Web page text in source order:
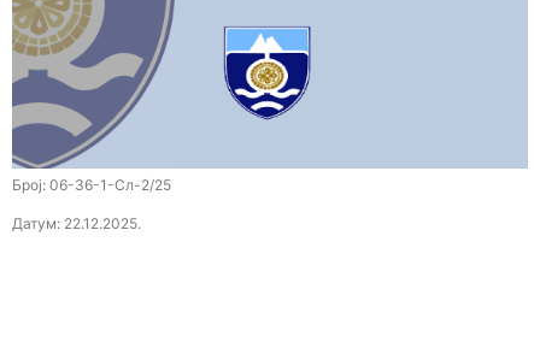
Број: 06-36-1-Сл-2/25
Датум: 22.12.2025.